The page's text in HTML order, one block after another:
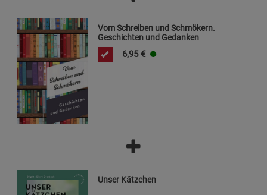
Vom Schreiben und Schmökern.
Geschichten und Gedanken
6,95 €
Unser Kätzchen
Datenschutzerklärung